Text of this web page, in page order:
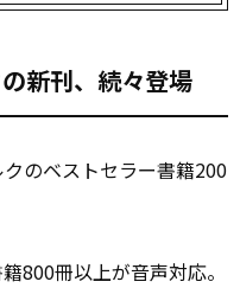
新刊、続々登場
のベストセラー書籍200
800冊以上が音声対応。